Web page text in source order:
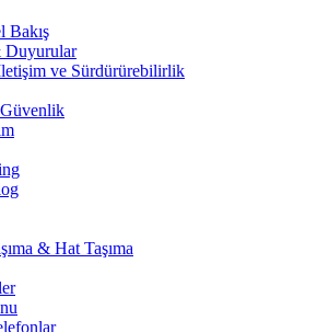
Bakış
Duyurular
ve Sürdürürebilirlik
& Hat Taşıma